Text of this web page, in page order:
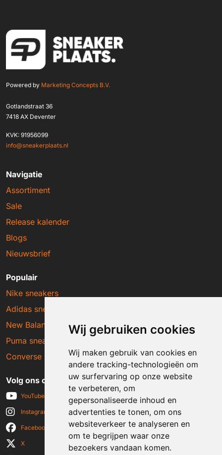
Wij gebruiken cookies
Wij maken gebruik van cookies en
andere tracking-technologieën om
uw surfervaring op onze website
te verbeteren, om
gepersonaliseerde inhoud en
advertenties te tonen, om ons
websiteverkeer te analyseren en
om te begrijpen waar onze
bezoekers vandaan komen.
Powered by Marketing Concepts B.V.
Gotlandstraat 36
7418 AX Deventer
KVK: 91956099
info@sneakerplaats.nl
Navigatie
Assortiment
Sale
Release kalender
Blogs
Nieuwsbrief
Populair
Nike sneakers
Adidas sneakers
New Balance sneakers
Puma sneakers
Converse sneakers
Volg ons op social media
YouTube
Instagram
Facebook
X